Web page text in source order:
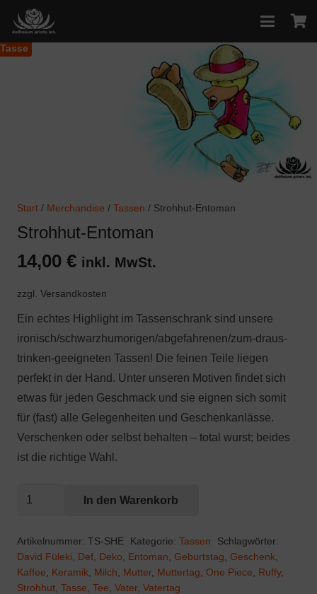
Tasse
Start / Merchandise / Tassen / Strohhut-Entoman
Strohhut-Entoman
14,00 € inkl. MwSt.
zzgl. Versandkosten
Ein echtes Highlight im Tassenschrank sind unsere
ironisch/schwarzhumorigen/abgefahrenen/zum-draus-
trinken-geeigneten Tassen! Die feinen Teile liegen
perfekt in der Hand. Unter unseren Motiven findet sich
etwas für jeden Geschmack und sie eignen sich somit
für (fast) alle Gelegenheiten und Geschenkanlässe.
Verschenken oder selbst behalten – total wurst; beides
ist die richtige Wahl.
Strohhut-
In den Warenkorb
Artikelnummer: TS-SHE Kategorie: Tassen
Schlagwörter:
David Füleki
Def Deko Entoman Geburtstag Geschenk
Kaffee
Keramik Milch Mutter, Muttertag One Piece Ruffy,
Strohhut Tasse Tee Vater, Vatertag